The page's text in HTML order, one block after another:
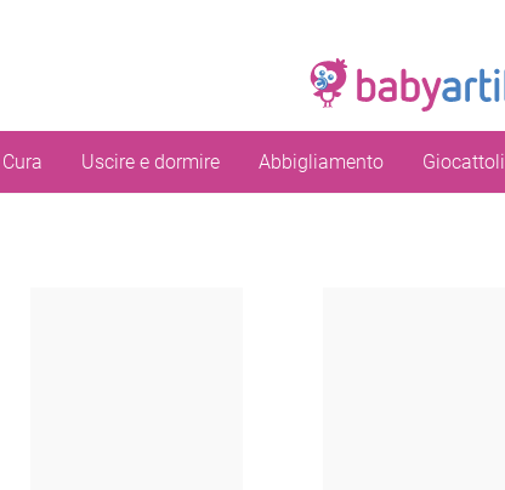
Cura Uscire e dormire Abbigliamento Giocattoli